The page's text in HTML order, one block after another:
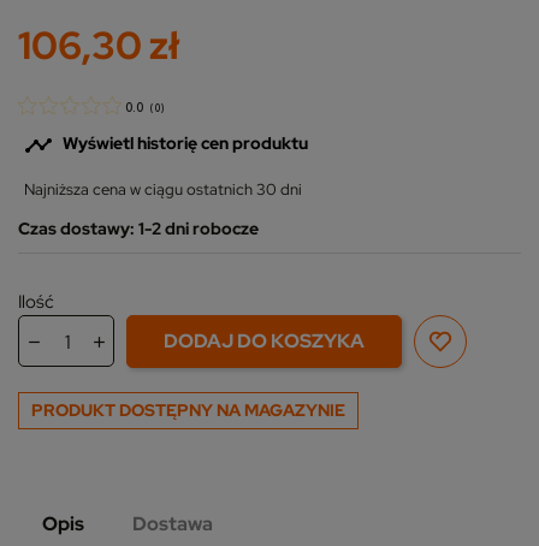
106,30 zł
0.0 ( 0)
 Wyświetl historię cen produktu
Najniższa cena w ciągu ostatnich 30 dni
Czas dostawy: 1-2 dni robocze
Ilość
DODAJ DO KOSZYKA
PRODUKT DOSTĘPNY NA MAGAZYNIE
Opis Dostawa